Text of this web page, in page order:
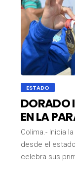
ESTADO
DORADO
EN LA
Colima.- Inicia
desde el
celebra sus